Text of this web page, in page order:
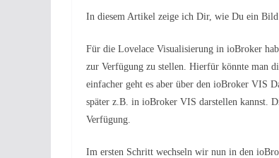
In diesem Artikel zeige ich Dir, wie Du ein
Für die Lovelace Visualisierung in ioBroker
zur Verfügung zu stellen. Hierfür könnte man
einfacher geht es aber über den ioBroker VIS
später z.B. in ioBroker VIS darstellen kannst.
Verfügung.
Im ersten Schritt wechseln wir nun in den